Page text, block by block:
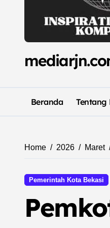
Beranda Tentang
Home 2026 Maret
Pemerintah Kota Bekasi